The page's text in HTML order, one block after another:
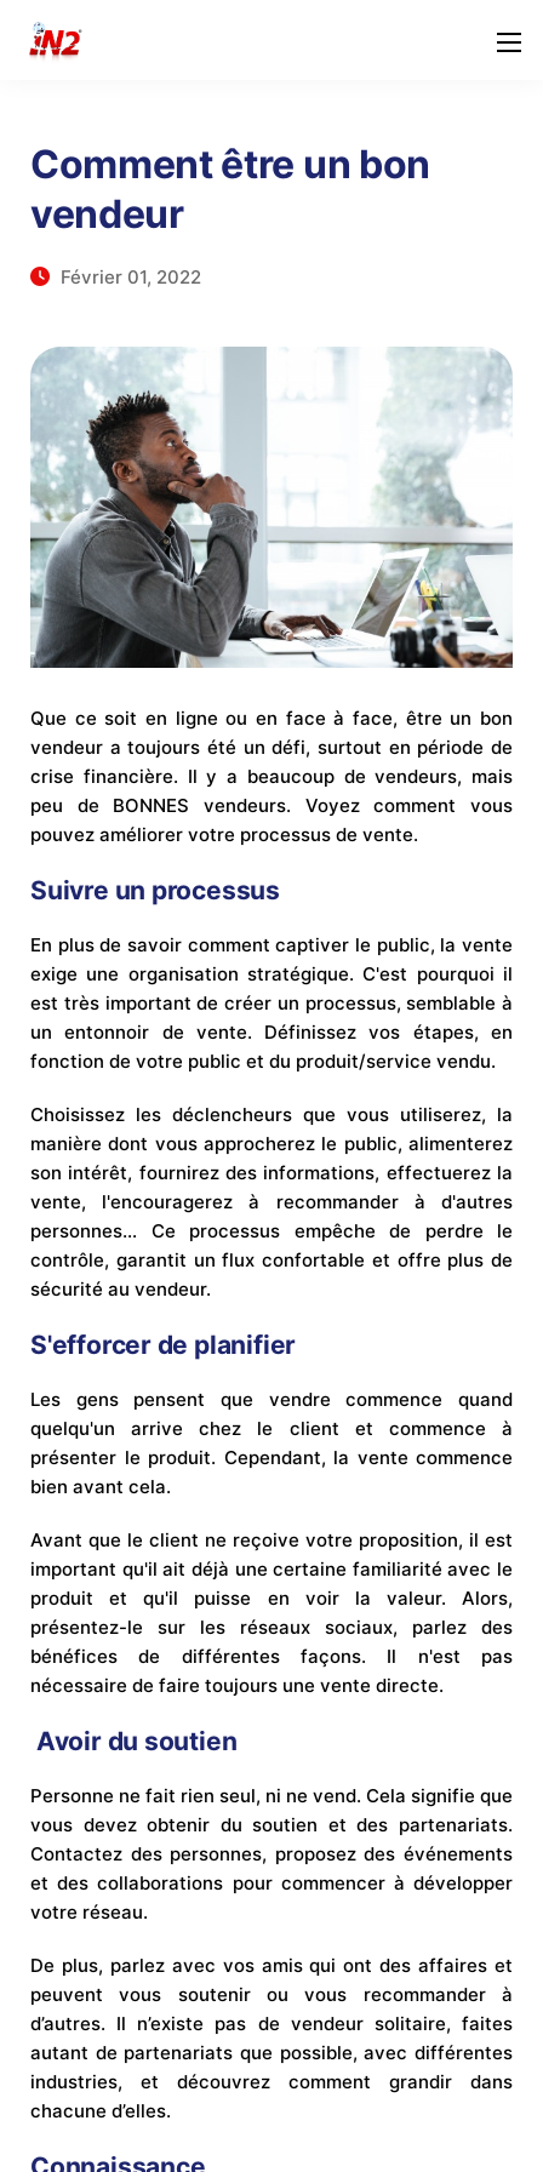
Comment être un bon
vendeur
Février 01, 2022
Que ce soit en ligne ou en face à face, être un bon
vendeur a toujours été un défi, surtout en période de
crise financière. Il y a beaucoup de vendeurs, mais
peu de BONNES vendeurs. Voyez comment vous
pouvez améliorer votre processus de vente.
Suivre un processus
En plus de savoir comment captiver le public, la vente
exige une organisation stratégique. C'est pourquoi il
est très important de créer un processus, semblable à
un entonnoir de vente. Définissez vos étapes, en
fonction de votre public et du produit/service vendu.
Choisissez les déclencheurs que vous utiliserez, la
manière dont vous approcherez le public, alimenterez
son intérêt, fournirez des informations, effectuerez la
vente, l'encouragerez à recommander à d'autres
personnes… Ce processus empêche de perdre le
contrôle, garantit un flux confortable et offre plus de
sécurité au vendeur.
S'efforcer de planifier
Les gens pensent que vendre commence quand
quelqu'un arrive chez le client et commence à
présenter le produit. Cependant, la vente commence
bien avant cela.
Avant que le client ne reçoive votre proposition, il est
important qu'il ait déjà une certaine familiarité avec le
produit et qu'il puisse en voir la valeur. Alors,
présentez-le sur les réseaux sociaux, parlez des
bénéfices de différentes façons. Il n'est pas
nécessaire de faire toujours une vente directe.
Avoir du soutien
Personne ne fait rien seul, ni ne vend. Cela signifie que
vous devez obtenir du soutien et des partenariats.
Contactez des personnes, proposez des événements
et des collaborations pour commencer à développer
votre réseau.
De plus, parlez avec vos amis qui ont des affaires et
peuvent vous soutenir ou vous recommander à
d’autres. Il n’existe pas de vendeur solitaire, faites
autant de partenariats que possible, avec différentes
industries, et découvrez comment grandir dans
chacune d’elles.